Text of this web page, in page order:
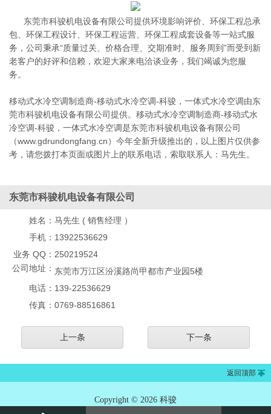
东莞市科骏机电设备有限公司提供环境影响评价、环保工程总承
包、环保工程设计、环保工程运营、环保工程成套设备等一站式服
务，公司秉承“质量过关、价格合理、交期准时、服务周到”而受到新
老客户的好评和信赖，欢迎大家来电洽谈业务，我们竭诚为您服
务。
移动式水冷空调制造商-移动式水冷空调-科骏，一体式水冷空调由东
莞市科骏机电设备有限公司提供。移动式水冷空调制造商-移动式水
冷空调-科骏，一体式水冷空调是东莞市科骏机电设备有限公司
（www.gdrundongfang.cn）今年全新升级推出的，以上图片仅供参
考，请您拨打本页面或图片上的联系电话，索取联系人：马先生。
东莞市科骏机电设备有限公司
姓名： 马先生 ( 销售经理 ）
手机： 13922536629
业务 QQ： 250219524
公司地址： 东莞市万江区汾溪路尚甲都市产业园5楼
电话： 139-22536629
传真： 0769-88516861
上一条 下一条
返回顶部
Copyright © 2026 科骏